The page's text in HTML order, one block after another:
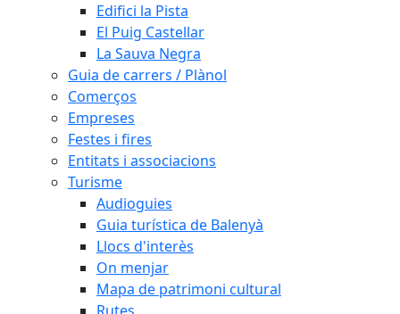
Edifici la Pista
El Puig Castellar
La Sauva Negra
Guia de carrers / Plànol
Comerços
Empreses
Festes i fires
Entitats i associacions
Turisme
Audioguies
Guia turística de Balenyà
Llocs d'interès
On menjar
Mapa de patrimoni cultural